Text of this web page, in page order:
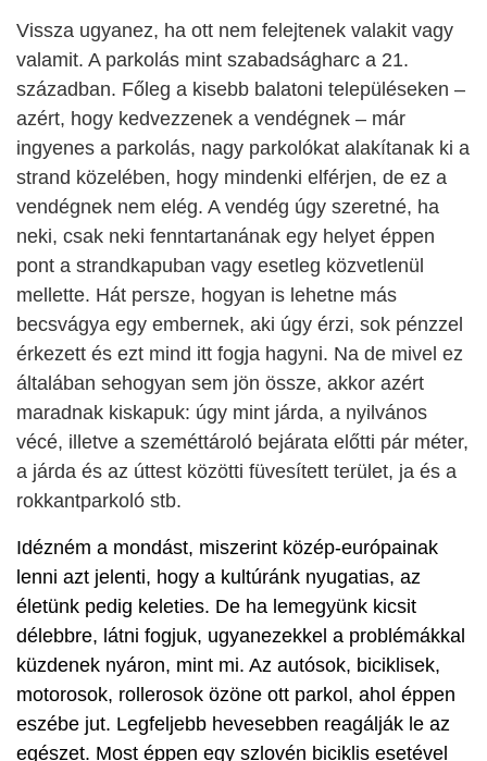
Vissza ugyanez, ha ott nem felejtenek valakit vagy
valamit. A parkolás mint szabadságharc a 21.
században. Főleg a kisebb balatoni településeken –
azért, hogy kedvezzenek a vendégnek – már
ingyenes a parkolás, nagy parkolókat alakítanak ki a
strand közelében, hogy mindenki elférjen, de ez a
vendégnek nem elég. A vendég úgy szeretné, ha
neki, csak neki fenntartanának egy helyet éppen
pont a strandkapuban vagy esetleg közvetlenül
mellette. Hát persze, hogyan is lehetne más
becsvágya egy embernek, aki úgy érzi, sok pénzzel
érkezett és ezt mind itt fogja hagyni. Na de mivel ez
általában sehogyan sem jön össze, akkor azért
maradnak kiskapuk: úgy mint járda, a nyilvános
vécé, illetve a szeméttároló bejárata előtti pár méter,
a járda és az úttest közötti füvesített terület, ja és a
rokkantparkoló stb.
Idézném a mondást, miszerint közép-európainak
lenni azt jelenti, hogy a kultúránk nyugatias, az
életünk pedig keleties. De ha lemegyünk kicsit
délebbre, látni fogjuk, ugyanezekkel a problémákkal
küzdenek nyáron, mint mi. Az autósok, biciklisek,
motorosok, rollerosok özöne ott parkol, ahol éppen
eszébe jut. Legfeljebb hevesebben reagálják le az
egészet. Most éppen egy szlovén biciklis esetével